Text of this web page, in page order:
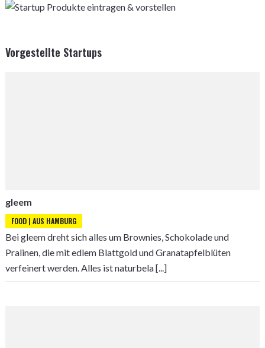
Vorgestellte Startups
gleem
FOOD | AUS HAMBURG
Bei gleem dreht sich alles um Brownies, Schokolade und
Pralinen, die mit edlem Blattgold und Granatapfelblüten
verfeinert werden. Alles ist naturbela [...]